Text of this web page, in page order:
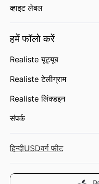
व्हाइट लेबल
हमें फॉलो करें
Realiste यूट्यूब
Realiste टेलीग्राम
Realiste लिंक्डइन
संपर्क
हिन्दीUSDवर्ग फीट